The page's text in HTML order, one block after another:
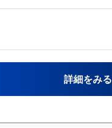
詳細をみる